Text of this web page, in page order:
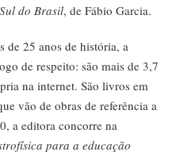
do Brasil, de Fábio Garcia.
de 25 anos de história, a
de respeito: são mais de 3,7
na internet. São livros em
vão de obras de referência a
a editora concorre na
para a educação